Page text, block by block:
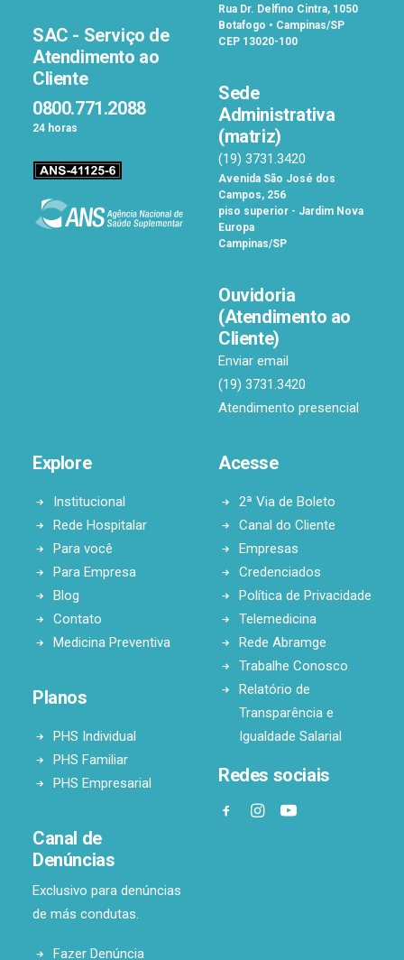
SAC - Serviço de
Atendimento ao
Cliente
0800.771.2088
24 horas
Rua Dr. Delfino Cintra, 1050
Botafogo • Campinas/SP
CEP 13020-100
Sede
Administrativa
(matriz)
(19) 3731.3420
Avenida São José dos
Campos, 256
piso superior - Jardim Nova
Europa
Campinas/SP
Ouvidoria
(Atendimento ao
Cliente)
Enviar email
(19) 3731.3420
Atendimento presencial
Explore
Institucional
Rede Hospitalar
Para você
Para Empresa
Blog
Contato
Medicina Preventiva
Planos
PHS Individual
PHS Familiar
PHS Empresarial
Canal de
Denúncias
Exclusivo para denúncias
de más condutas.
Fazer Denúncia
Acesse
2ª Via de Boleto
Canal do Cliente
Empresas
Credenciados
Política de Privacidade
Telemedicina
Rede Abramge
Trabalhe Conosco
Relatório de
Transparência e
Igualdade Salarial
Redes sociais